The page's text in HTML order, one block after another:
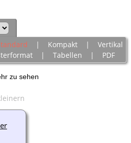
| Kompakt| Vertikal
| Tabellen | PDF
zu sehen